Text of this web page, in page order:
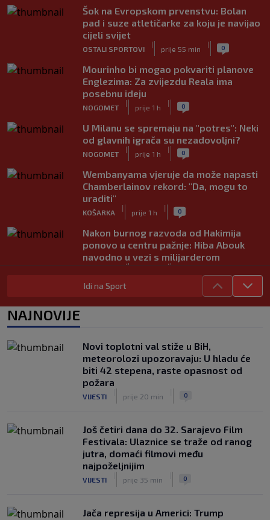
Šok na Evropskom prvenstvu: Bolan
pad i suze atletičarke za koju je navijao
cijeli svijet
OSTALI SPORTOVI
|
prije 55 min
| 0
Mourinho bi mogao pokvariti planove
Englezima: Za zvijezdu Reala ima
posebnu ideju
NOGOMET
|
prije 1 h
| 0
U Milanu se spremaju na "potres": Neki
od glavnih igrača su nezadovoljni?
NOGOMET
|
prije 1 h
| 0
Wembanyama vjeruje da može napasti
Chamberlainov rekord: "Da, mogu to
uraditi"
KOŠARKA
|
prije 1 h
| 0
Nakon burnog razvoda od Hakimija
ponovo u centru pažnje: Hiba Abouk
navodno u vezi s milijarderom
| |
Enes Kanter "tjera" svoje: Poslao
Teqball lige - U borbi za titulu 80 ekipa
OSTALI SPORTOVI
|
prije 4 h
| 0
Idi na Sport
NAJNOVIJE
Novi toplotni val stiže u BiH,
meteorolozi upozoravaju: U hladu će
biti 42 stepena, raste opasnost od
požara
VIJESTI prije 20 min 0
Još četiri dana do 32. Sarajevo Film
Festivala: Ulaznice se traže od ranog
jutra, domaći filmovi među
najpoželjnijim
VIJESTI prije 35 min 0
Jača represija u Americi: Trump